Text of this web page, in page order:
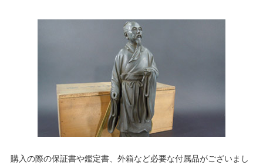
購入の際の保証書や鑑定書、外箱など必要な付属品がございまし